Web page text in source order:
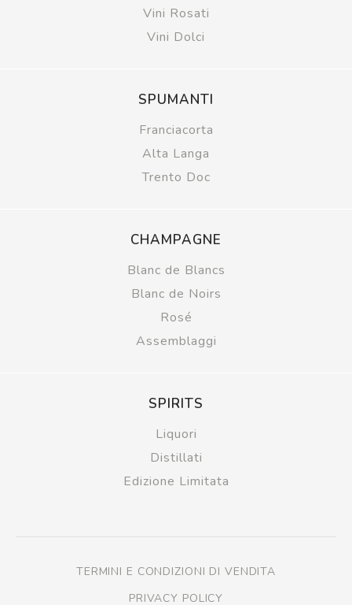
Vini Rosati
Vini Dolci
SPUMANTI
Franciacorta
Alta Langa
Trento Doc
CHAMPAGNE
Blanc de Blancs
Blanc de Noirs
Rosé
Assemblaggi
SPIRITS
Liquori
Distillati
Edizione Limitata
TERMINI E CONDIZIONI DI VENDITA
PRIVACY POLICY